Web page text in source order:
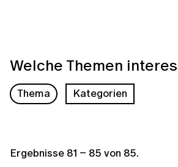
Welche Themen
Thema Kategorien
Ergebnisse 81 – 85 von 85.